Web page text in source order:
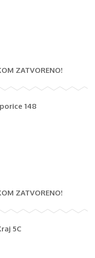
ZATVORENO!
148
ZATVORENO!
5C